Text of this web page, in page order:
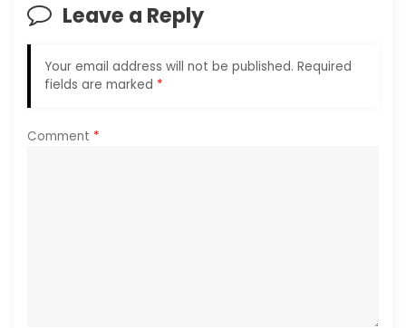
g
t
i
Leave a Reply
Your email address will not be published. Required
fields are marked *
Comment *